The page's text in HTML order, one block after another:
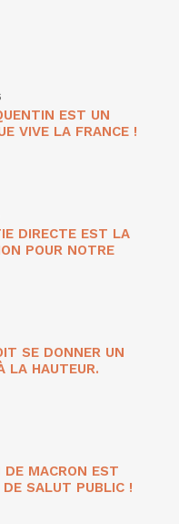
EST UN
VIVE LA FRANCE !
DIRECTE EST LA
POUR NOTRE
SE DONNER UN
LA HAUTEUR.
DE MACRON EST
DE SALUT PUBLIC !